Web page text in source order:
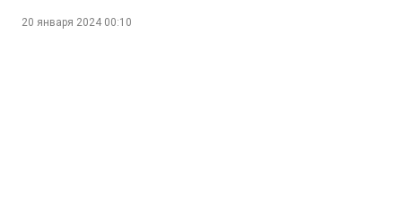
«Старая Деревня»
20 января 2024 00:10